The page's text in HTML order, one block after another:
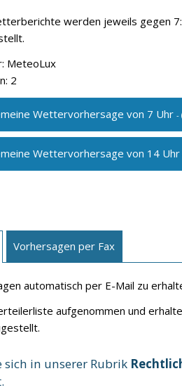
werden jeweils gegen
MeteoLux
2
Wettervorhersage von 7 Uhr -
Wettervorhersage von 14 Uhr
Vorhersagen per Fax
automatisch per E-Mail zu
aufgenommen und
in unserer Rubrik